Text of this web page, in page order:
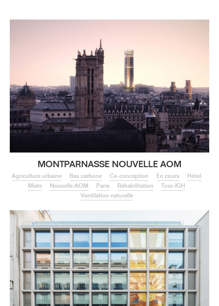
MONTPARNASSE NOUVELLE AOM
Agriculture urbaine Bas carbone Co-conception En cours
Hôtel
Mixte
Nouvelle AOM Paris Réhabilitation
Tour-IGH
Ventilation naturelle